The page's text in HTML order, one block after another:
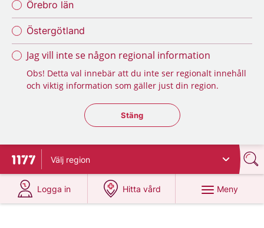
Örebro län
Östergötland
Jag vill inte se någon regional information
Obs! Detta val innebär att du inte ser regionalt innehåll
och viktig information som gäller just din region.
Stäng regionsväljaren
Stäng
Till startsidan för 1177
Välj region
Logga in
på 1177.se
Hitta vård
på 1177.se
Meny